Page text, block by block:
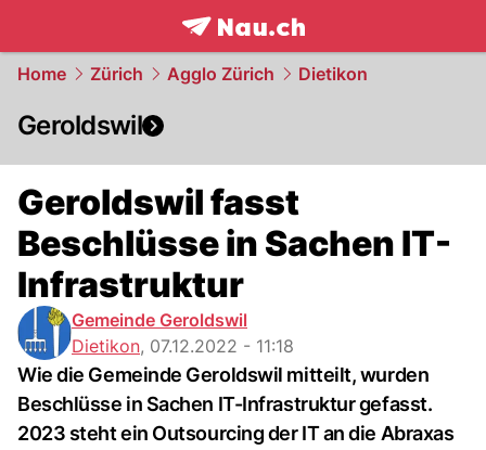
frontpage.NAU.ch
Home Zürich Agglo Zürich Dietikon
Geroldswil
Geroldswil fasst
Beschlüsse in Sachen IT-
Infrastruktur
Gemeinde Geroldswil
Dietikon, 07.12.2022 - 11:18
Wie die Gemeinde Geroldswil mitteilt, wurden
Beschlüsse in Sachen IT-Infrastruktur gefasst.
2023 steht ein Outsourcing der IT an die Abraxas